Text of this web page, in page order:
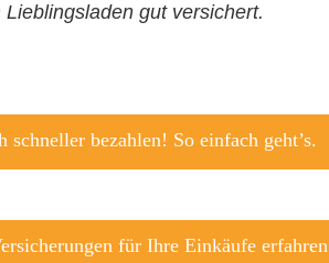
gut versichert.
bezahlen! So einfach geht’s.
für Ihre Einkäufe erfahren